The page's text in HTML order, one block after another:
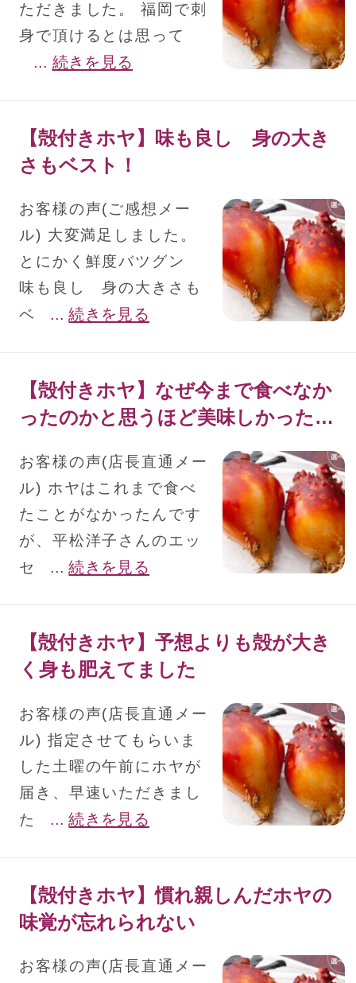
ただきました。 福岡で刺
身で頂けるとは思って
... 続きを見る
【殻付きホヤ】味も良し 身の大き
さもベスト！
お客様の声(ご感想メー
ル) 大変満足しました。
とにかく鮮度バツグン
味も良し 身の大きさも
ベ
... 続きを見る
【殻付きホヤ】なぜ今まで食べなか
ったのかと思うほど美味しかったで
お客様の声(店長直通メー
ル) ホヤはこれまで食べ
たことがなかったんです
が、平松洋子さんのエッ
セ
... 続きを見る
【殻付きホヤ】予想よりも殻が大き
く身も肥えてました
お客様の声(店長直通メー
ル) 指定させてもらいま
した土曜の午前にホヤが
届き、早速いただきまし
た
... 続きを見る
【殻付きホヤ】慣れ親しんだホヤの
味覚が忘れられない
お客様の声(店長直通メー